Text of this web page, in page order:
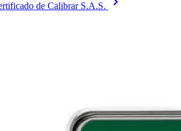
de Calibrar S.A.S.